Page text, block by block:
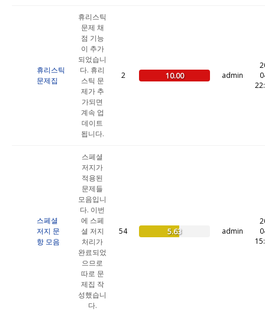
휴리스틱
문제집
휴리스틱
문제 채
점 기능
이 추가
되었습니
다. 휴리
스틱 문
제가 추
가되면
계속 업
데이트
됩니다.
2 10.00 admin
스페셜
저지 문
항 모음
스페셜
저지가
적용된
문제들
모음입니
다. 이번
에 스페
셜 저지
처리가
완료되었
으므로
따로 문
제집 작
성했습니
다.
54 5.63 admin